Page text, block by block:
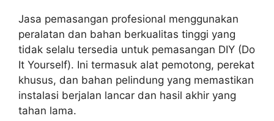
Jasa pemasangan profesional menggunakan
peralatan dan bahan berkualitas tinggi yang
tidak selalu tersedia untuk pemasangan DIY (Do
It Yourself). Ini termasuk alat pemotong, perekat
khusus, dan bahan pelindung yang memastikan
instalasi berjalan lancar dan hasil akhir yang
tahan lama.